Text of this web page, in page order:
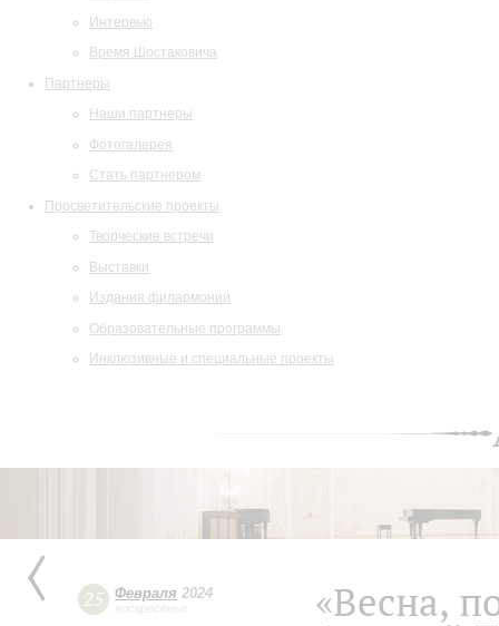
Интервью
Время Шостаковича
Партнеры
Наши партнеры
Фотогалерея
Стать партнером
Просветительские проекты
Творческие встречи
Выставки
Издания филармонии
Образовательные программы
Инклюзивные и специальные проекты
25 Февраля 2024
воскресенье «Весна,